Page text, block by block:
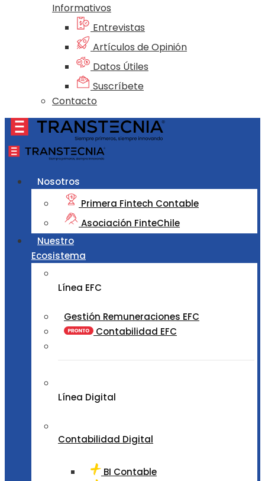
Informativos
Entrevistas
Artículos de Opinión
Datos Útiles
Suscríbete
Contacto
Nosotros
Primera Fintech Contable
Asociación FinteChile
Nuestro
Ecosistema
Línea EFC
Gestión Remuneraciones EFC
Contabilidad EFC
Línea Digital
Contabilidad Digital
BI Contable